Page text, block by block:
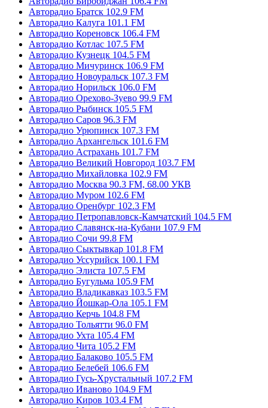
Авторадио Братск 102.9 FM
Авторадио Калуга 101.1 FM
Авторадио Кореновск 106.4 FM
Авторадио Котлас 107.5 FM
Авторадио Кузнецк 104.5 FM
Авторадио Мичуринск 106.9 FM
Авторадио Новоуральск 107.3 FM
Авторадио Норильск 106.0 FM
Авторадио Орехово-Зуево 99.9 FM
Авторадио Рыбинск 105.5 FM
Авторадио Саров 96.3 FM
Авторадио Урюпинск 107.3 FM
Авторадио Архангельск 101.6 FM
Авторадио Астрахань 101.7 FM
Авторадио Великий Новгород 103.7 FM
Авторадио Михайловка 102.9 FM
Авторадио Москва 90.3 FM, 68.00 УКВ
Авторадио Муром 102.6 FM
Авторадио Оренбург 102.3 FM
Авторадио Петропавловск-Камчатский 104.5 FM
Авторадио Славянск-на-Кубани 107.9 FM
Авторадио Сочи 99.8 FM
Авторадио Сыктывкар 101.8 FM
Авторадио Уссурийск 100.1 FM
Авторадио Элиста 107.5 FM
Авторадио Бугульма 105.9 FM
Авторадио Владикавказ 103.5 FM
Авторадио Йошкар-Ола 105.1 FM
Авторадио Керчь 104.8 FM
Авторадио Тольятти 96.0 FM
Авторадио Ухта 105.4 FM
Авторадио Чита 105.2 FM
Авторадио Балаково 105.5 FM
Авторадио Белебей 106.6 FM
Авторадио Гусь-Хрустальный 107.2 FM
Авторадио Иваново 104.9 FM
Авторадио Киров 103.4 FM